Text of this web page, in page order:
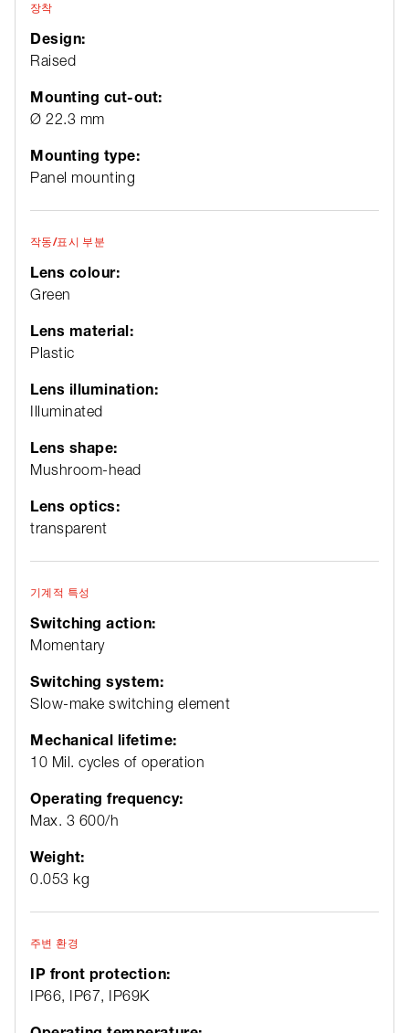
장착
Design:
Raised
Mounting cut-out:
Ø 22.3 mm
Mounting type:
Panel mounting
작동/표시 부분
Lens colour:
Green
Lens material:
Plastic
Lens illumination:
Illuminated
Lens shape:
Mushroom-head
Lens optics:
transparent
기계적 특성
Switching action:
Momentary
Switching system:
Slow-make switching element
Mechanical lifetime:
10 Mil. cycles of operation
Operating frequency:
Max. 3 600/h
Weight:
0.053 kg
주변 환경
IP front protection:
IP66, IP67, IP69K